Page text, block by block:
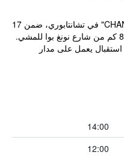
يقع مكان إقامة "CHANTHABURI CENTER" في تشانتابوري، ضمن 17
كم من منتزه وات تشاك ياي البوذي و8.8 كم من شارع نونغ بوا للمشي.
3 نجوم مكتب استقبال يعمل على مدار
14:00
12:00